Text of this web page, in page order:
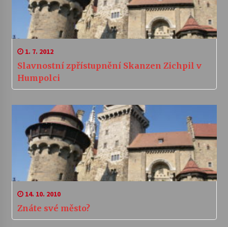
1. 7. 2012
Slavnostní zpřístupnění Skanzen Zichpil v
Humpolci
14. 10. 2010
Znáte své město?